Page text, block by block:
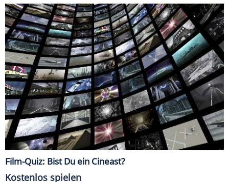
Film-Quiz: Bist Du ein Cineast?
Kostenlos spielen